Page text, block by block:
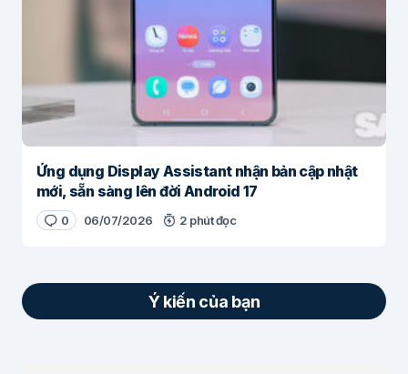
Ứng dụng Display Assistant nhận bản cập nhật
mới, sẵn sàng lên đời Android 17
0 06/07/2026 2 phút đọc
Ý kiến của bạn